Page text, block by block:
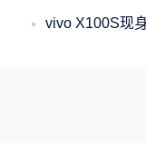
vivo X100S现